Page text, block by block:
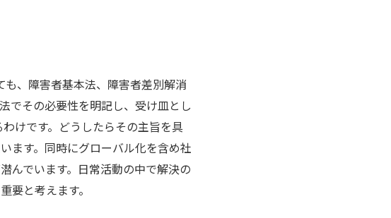
、障害者基本法、障害者差別解消
でその必要性を明記し、受け皿とし
けです。どうしたらその主旨を具
ます。同時にグローバル化を含め社
んでいます。日常活動の中で解決の
要と考えます。